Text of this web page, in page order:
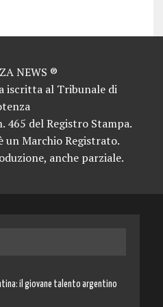
NEWS ®
iscritta al Tribunale di
465 del Registro Stampa.
un Marchio Registrato.
anche parziale.
il giovane talento argentino